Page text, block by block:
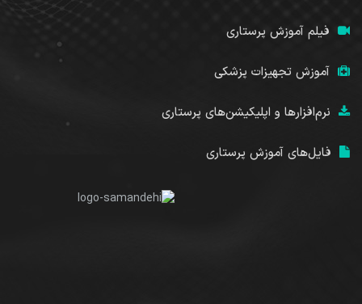
فیلم آموزش پرستاری
آموزش تجهیزات پزشکی
نرم‌افزارها و اپلیکیشن‌های پرستاری
فایل‌های آموزش پرستاری